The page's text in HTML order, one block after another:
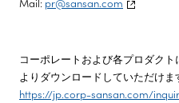
コーポレートおよび各プロダク
よりダウンロードしていただけま
https://jp.corp-sansan.com/